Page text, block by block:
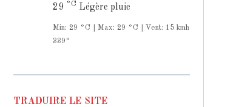
29 °C Légère pluie
Min: 29 °C | Max: 29 °C | Vent: 15 kmh
339°
TRADUIRE LE SITE